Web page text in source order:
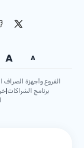
A
A
الفروع وأجهزة الصراف
برنامج الشراكات|